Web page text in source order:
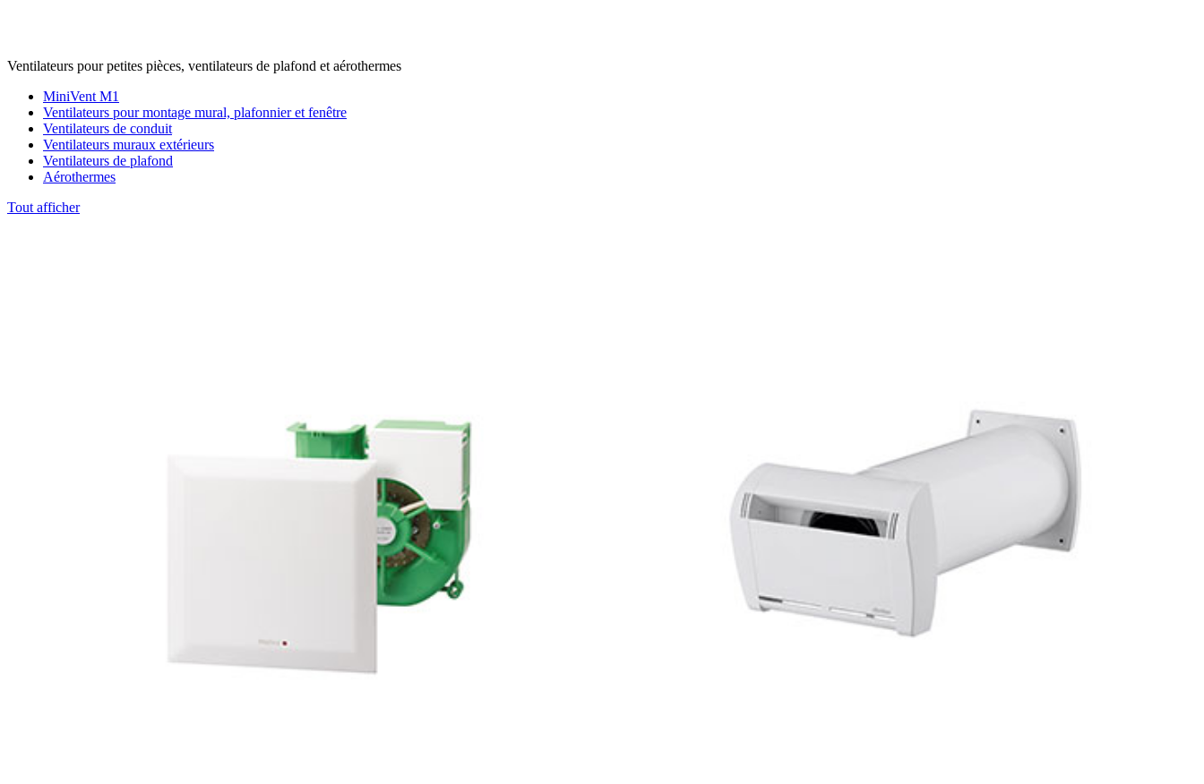
Ventilateurs pour petites pièces, ventilateurs de plafond et aérothermes
MiniVent M1
Ventilateurs pour montage mural, plafonnier et fenêtre
Ventilateurs de conduit
Ventilateurs muraux extérieurs
Ventilateurs de plafond
Aérothermes
Tout afficher